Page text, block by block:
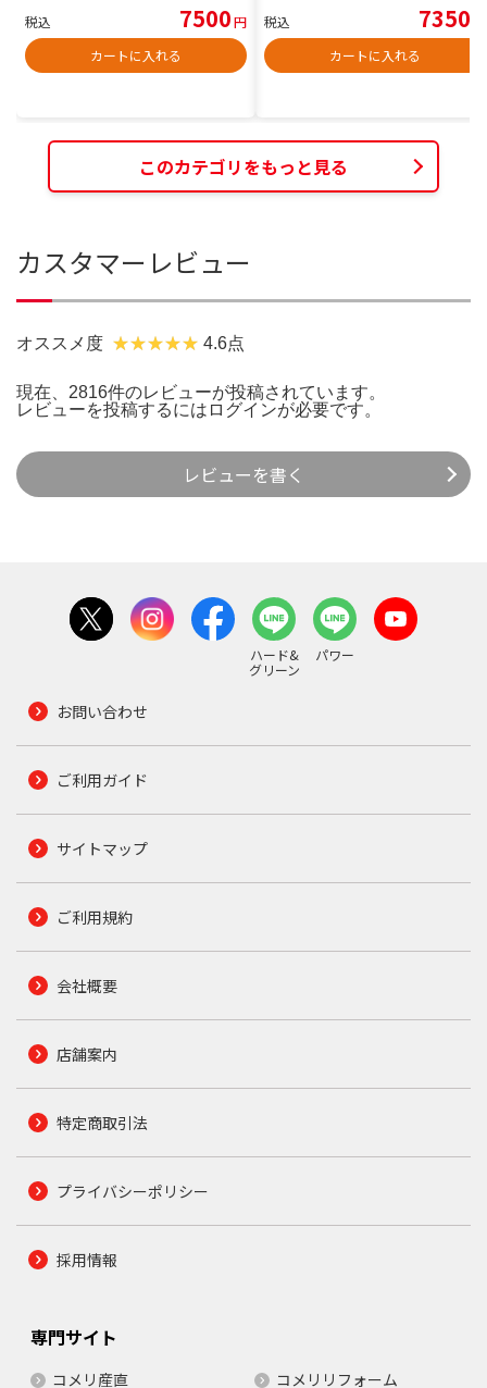
税込 7500円
カートに入れる
税込 7350
カートに入れる
このカテゴリをもっと見る
カスタマーレビュー
オススメ度 4.6点
現在、2816件のレビューが投稿されています。
レビューを投稿するには ログインが必要です。
レビューを書く
ハード&
グリーン
パワー
お問い合わせ
ご利用ガイド
サイトマップ
ご利用規約
会社概要
店舗案内
特定商取引法
プライバシーポリシー
採用情報
専門サイト
コメリ産直 コメリリフォーム